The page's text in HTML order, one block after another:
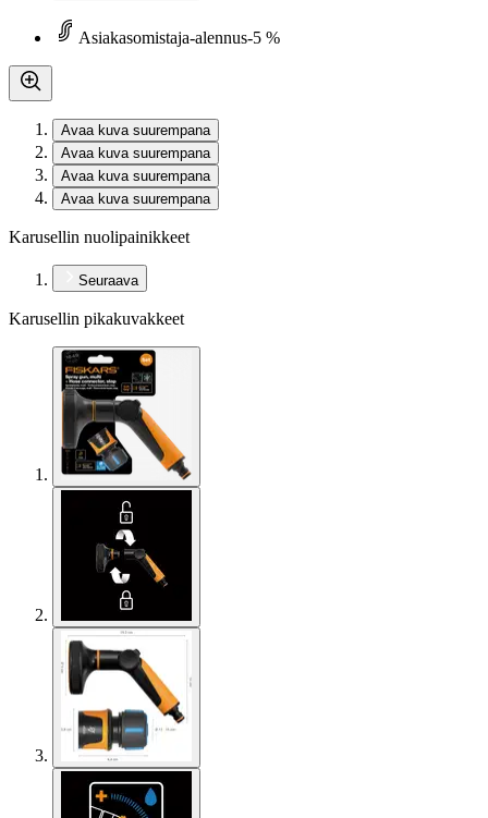
Asiakasomistaja-alennus-5 %
Avaa kuva suurempana
Avaa kuva suurempana
Avaa kuva suurempana
Avaa kuva suurempana
Karusellin nuolipainikkeet
Seuraava
Karusellin pikakuvakkeet